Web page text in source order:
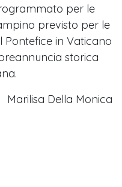
per le
previsto per le
Pontefice in Vaticano
storica
Marilisa Della Monica